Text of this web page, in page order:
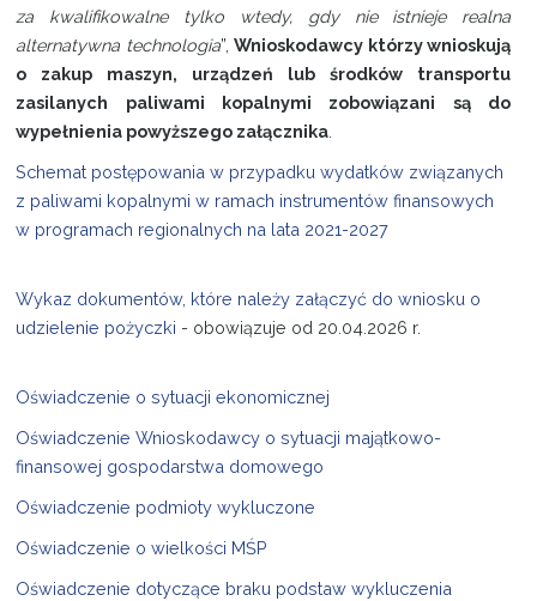
za kwalifikowalne tylko wtedy, gdy nie istnieje realna
alternatywna technologia”, Wnioskodawcy którzy wnioskują
o zakup maszyn, urządzeń lub środków transportu
zasilanych paliwami kopalnymi zobowiązani są do
wypełnienia powyższego załącznika.
Schemat postępowania w przypadku wydatków związanych
z paliwami kopalnymi w ramach instrumentów finansowych
w programach regionalnych na lata 2021-2027
Wykaz dokumentów, które należy załączyć do wniosku o
udzielenie pożyczki - obowiązuje od 20.04.2026 r.
Oświadczenie o sytuacji ekonomicznej
Oświadczenie Wnioskodawcy o sytuacji majątkowo-
finansowej gospodarstwa domowego
Oświadczenie podmioty wykluczone
Oświadczenie o wielkości MŚP
Oświadczenie dotyczące braku podstaw wykluczenia